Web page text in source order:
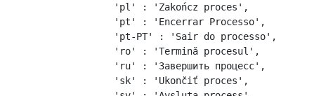
    'pl' : 'Zakończ proces',
    'pt' : 'Encerrar Processo',
    'pt-PT' : 'Sair do processo',
    'ro' : 'Termină procesul',
    'ru' : 'Завершить процесс',
    'sk' : 'Ukončiť proces',